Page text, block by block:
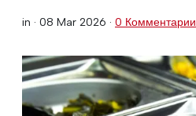
in · 08 Mar 2026 · 0 Комментарии